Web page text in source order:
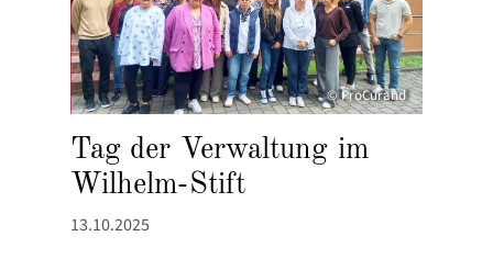
© ProCurand
Tag der Verwaltung im
Wilhelm-Stift
13.10.2025